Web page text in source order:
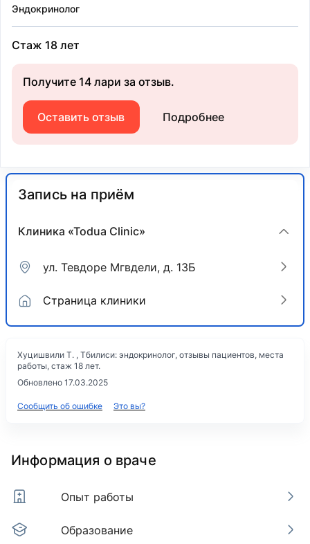
Эндокринолог
Стаж 18 лет
Получите 14 лари за отзыв.
Оставить отзыв Подробнее
Запись на приём
Клиника «Todua Clinic»
ул. Тевдоре Мгвдели, д. 13Б
Страница клиники
Хуцишвили Т. , Тбилиси: эндокринолог, отзывы пациентов, места
работы, стаж 18 лет.
Обновлено 17.03.2025
Сообщить об ошибке Это вы?
Информация о враче
Опыт работы
Образование